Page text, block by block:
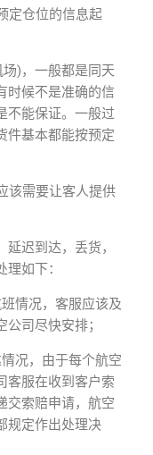
定仓位的信息起
)，一般都是同天
时候不是准确的信
不能保证。一般过
件基本都能按预定
该需要让客人提供
迟到达，丢货，
如下：
情况，客服应该及
司尽快安排；
况，由于每个航空
客服在收到客户索
交索赔申请，航空
规定作出处理决